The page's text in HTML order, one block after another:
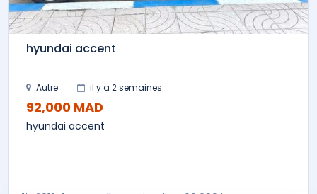
hyundai accent
Autre il y a 2 semaines
92,000 MAD
hyundai accent